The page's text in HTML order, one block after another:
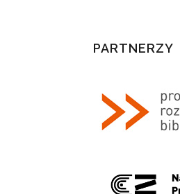
PARTNERZY